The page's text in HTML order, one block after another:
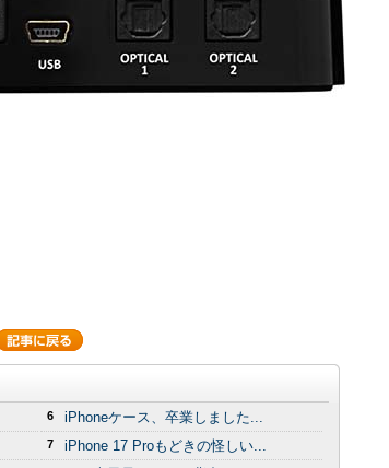
6 iPhoneケース、卒業しました...
7 iPhone 17 Proもどきの怪しい...